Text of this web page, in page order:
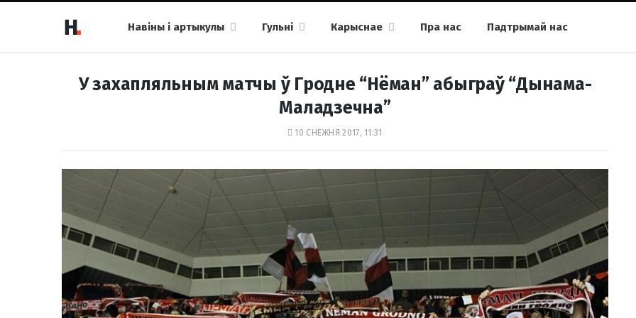
Навіны і артыкулы Гульні Карыснае Пра нас Падтрымай нас
У захапляльным матчы ў Гродне “Нёман” абыграў “Дынама-
Маладзечна”
10 СНЕЖНЯ 2017, 11:31